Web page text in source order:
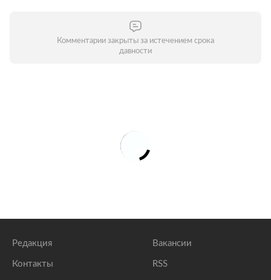
Комментарии закрыты за истечением срока
давности
Редакция
Контакты
Вакансии
RSS